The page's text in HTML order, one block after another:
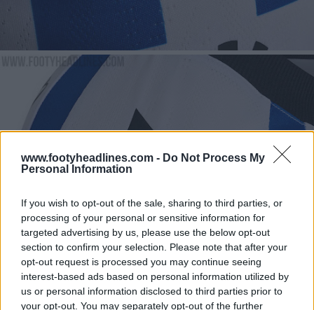
www.footyheadlines.com - Do Not Process My
Personal Information
If you wish to opt-out of the sale, sharing to third parties, or
processing of your personal or sensitive information for
targeted advertising by us, please use the below opt-out
section to confirm your selection. Please note that after your
opt-out request is processed you may continue seeing
interest-based ads based on personal information utilized by
us or personal information disclosed to third parties prior to
your opt-out. You may separately opt-out of the further